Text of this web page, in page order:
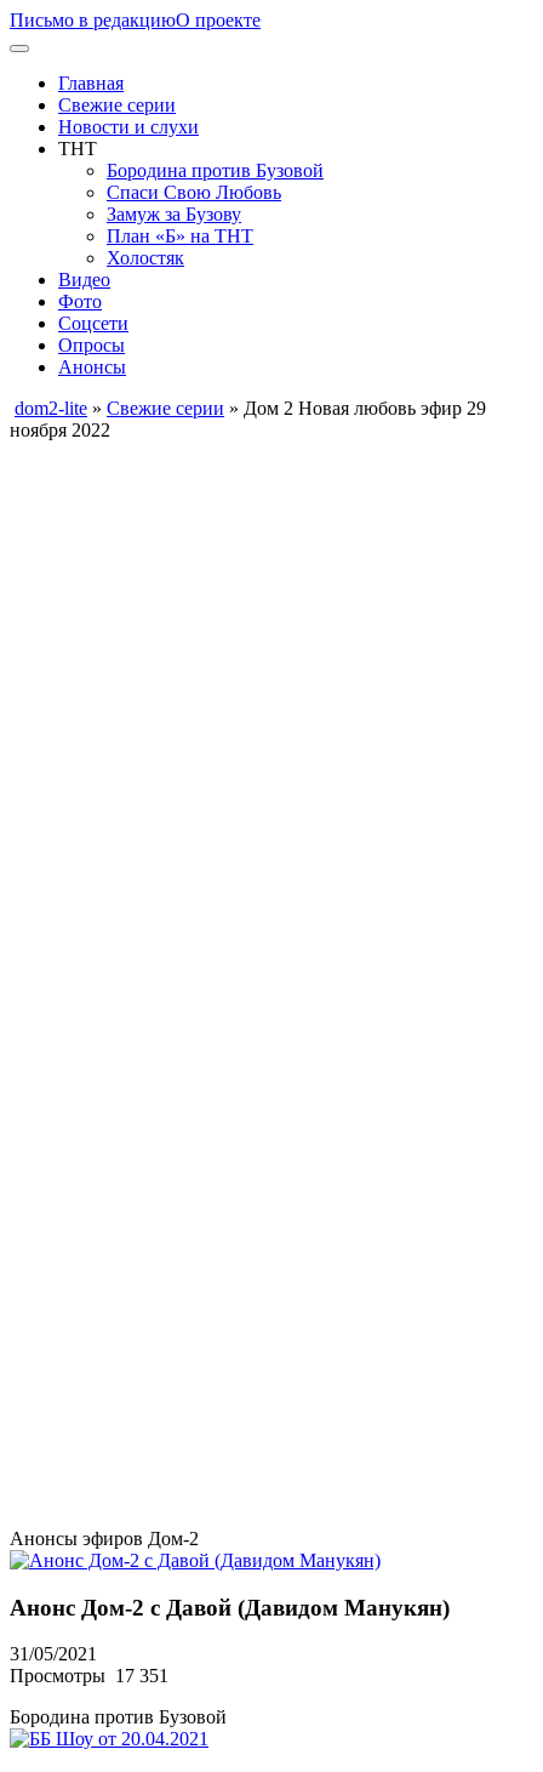
Письмо в редакциюО проекте
Главная
Свежие серии
Новости и слухи
ТНТ
Бородина против Бузовой
Спаси Свою Любовь
Замуж за Бузову
План «Б» на ТНТ
Холостяк
Видео
Фото
Соцсети
Опросы
Анонсы
dom2-lite » Свежие серии » Дом 2 Новая любовь эфир 29
ноября 2022
Анонсы эфиров Дом-2
Анонс Дом-2 с Давой (Давидом Манукян)
31/05/2021
Просмотры 17 351
Бородина против Бузовой